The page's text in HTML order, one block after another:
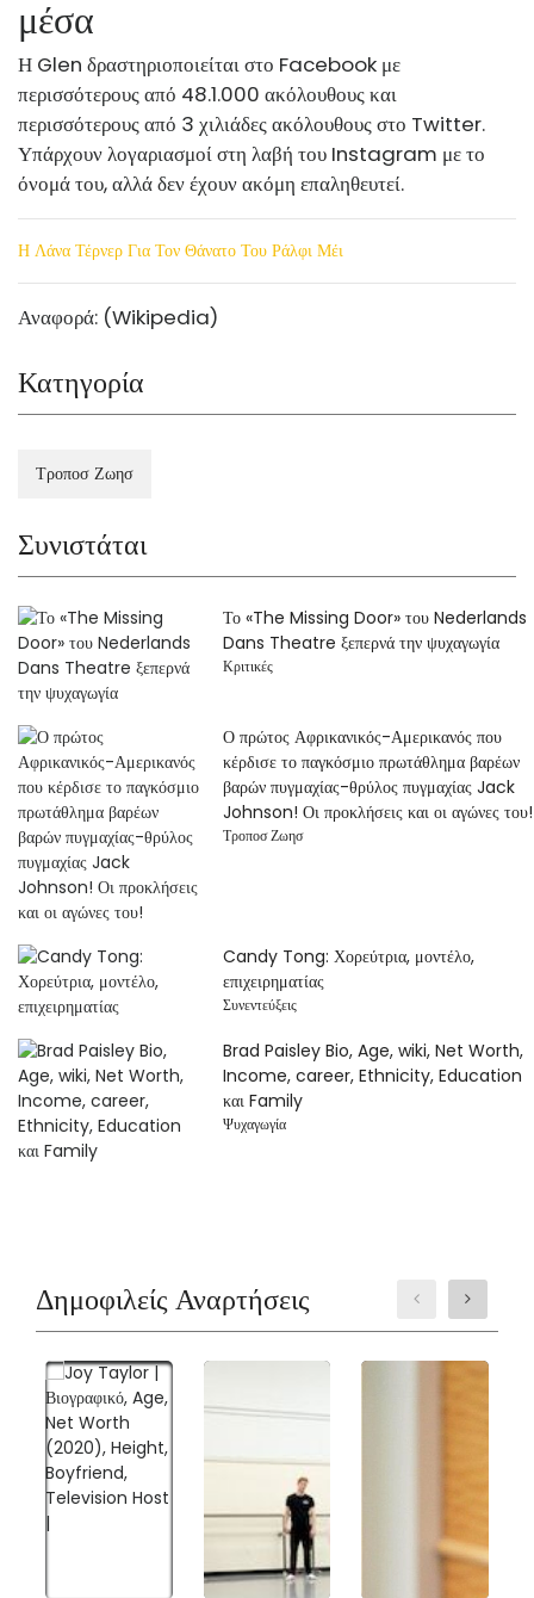
μέσα
Η Glen δραστηριοποιείται στο Facebook με
περισσότερους από 48.1.000 ακόλουθους και
περισσότερους από 3 χιλιάδες ακόλουθους στο Twitter.
Υπάρχουν λογαριασμοί στη λαβή του Instagram με το
όνομά του, αλλά δεν έχουν ακόμη επαληθευτεί.
Η Λάνα Τέρνερ Για Τον Θάνατο Του Ράλφι Μέι
Αναφορά: (Wikipedia)
Κατηγορία
Τροποσ Ζωησ
Συνιστάται
Το «The Missing Door» του Nederlands
Dans Theatre ξεπερνά την ψυχαγωγία
Κριτικές
Ο πρώτος Αφρικανικός-Αμερικανός που
κέρδισε το παγκόσμιο πρωτάθλημα βαρέων
βαρών πυγμαχίας-θρύλος πυγμαχίας Jack
Johnson! Οι προκλήσεις και οι αγώνες του!
Τροποσ Ζωησ
Candy Tong: Χορεύτρια, μοντέλο,
επιχειρηματίας
Συνεντεύξεις
Brad Paisley Bio, Age, wiki, Net Worth,
Income, career, Ethnicity, Education
και Family
Ψυχαγωγία
Δημοφιλείς Αναρτήσεις